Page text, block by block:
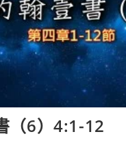
（6）4:1-12